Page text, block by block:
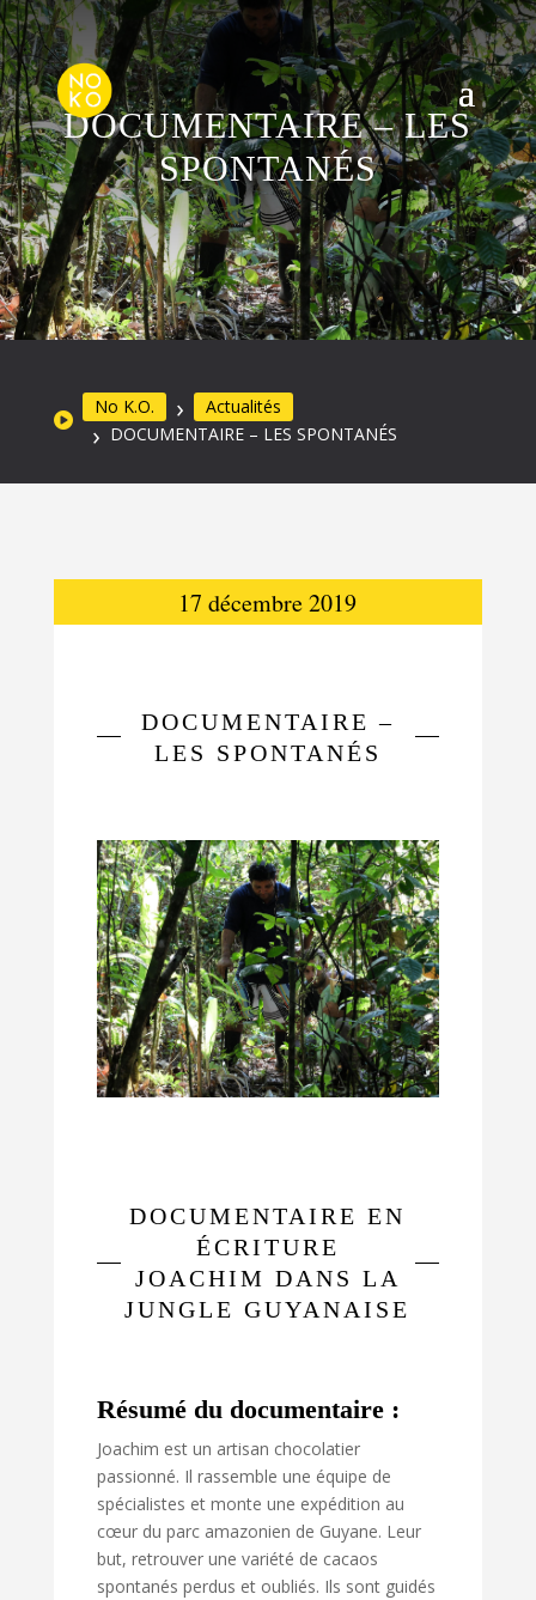
DOCUMENTAIRE – LES
SPONTANÉS
No K.O.
Actualités
DOCUMENTAIRE – LES SPONTANÉS
17 décembre 2019
DOCUMENTAIRE –
LES SPONTANÉS
DOCUMENTAIRE EN
ÉCRITURE
JOACHIM DANS LA
JUNGLE GUYANAISE
Résumé du documentaire :
Joachim est un artisan chocolatier
passionné. Il rassemble une équipe de
spécialistes et monte une expédition au
cœur du parc amazonien de Guyane. Leur
but, retrouver une variété de cacaos
spontanés perdus et oubliés. Ils sont guidés